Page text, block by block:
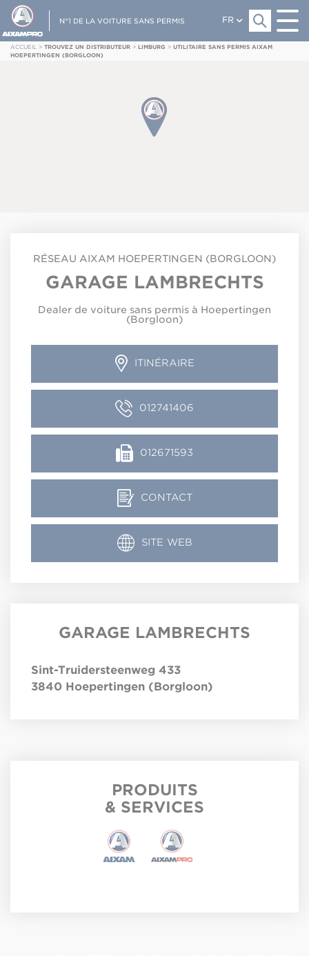
N°1 DE LA VOITURE SANS PERMIS FR
ACCUEIL > TROUVEZ UN DISTRIBUTEUR > LIMBURG > UTILITAIRE SANS PERMIS AIXAM
HOEPERTINGEN (BORGLOON)
RÉSEAU AIXAM HOEPERTINGEN (BORGLOON)
GARAGE LAMBRECHTS
Dealer de voiture sans permis à Hoepertingen
(Borgloon)
ITINÉRAIRE
012741406
012671593
CONTACT
SITE WEB
GARAGE LAMBRECHTS
Sint-Truidersteenweg 433
3840 Hoepertingen (Borgloon)
PRODUITS
& SERVICES